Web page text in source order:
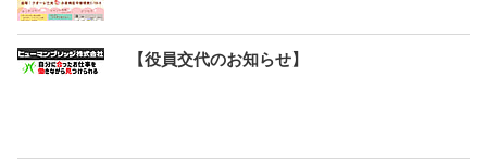
【役員交代のお知らせ】